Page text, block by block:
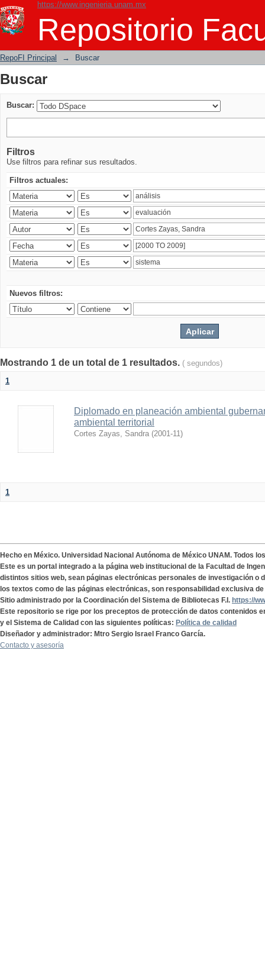
https://www.ingenieria.unam.mx
Repositorio
Buscar
RepoFI Principal → Buscar
Buscar
Buscar:
Filtros
Use filtros para refinar sus resultados.
Filtros actuales:
Nuevos filtros:
Mostrando 1 de un total de 1 resultados. ( segundos)
1
Diplomado en planeación ambiental
ambiental territorial
Cortes Zayas, Sandra (2001-11)
1
Hecho en México. Universidad Nacional Autónoma de México UNAM. Todos
Este es un portal integrado a la página web institucional de la Facultad de
distintos sitios web, sean páginas electrónicas personales de investigación o
los textos como de las páginas electrónicas, son responsabilidad exclusiva
Sitio administrado por la Coordinación del Sistema de Bibliotecas F.I. https://
Este repositorio se rige por los preceptos de protección de datos contenidos
y el Sistema de Calidad con las siguientes políticas: Política de calidad
Diseñador y administrador: Mtro Sergio Israel Franco García.
Contacto y asesoría